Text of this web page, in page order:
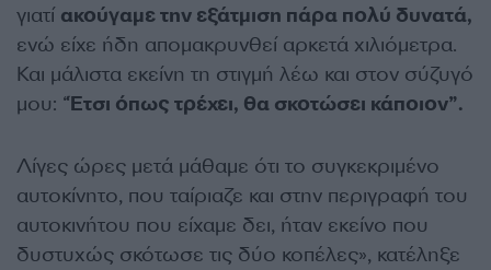
γιατί ακούγαμε την εξάτμιση πάρα πολύ δυνατά,
ενώ είχε ήδη απομακρυνθεί αρκετά χιλιόμετρα.
Και μάλιστα εκείνη τη στιγμή λέω και στον σύζυγό
μου: “Έτσι όπως τρέχει, θα σκοτώσει κάποιον”.
Λίγες ώρες μετά μάθαμε ότι το συγκεκριμένο
αυτοκίνητο, που ταίριαζε και στην περιγραφή του
αυτοκινήτου που είχαμε δει, ήταν εκείνο που
δυστυχώς σκότωσε τις δύο κοπέλες», κατέληξε